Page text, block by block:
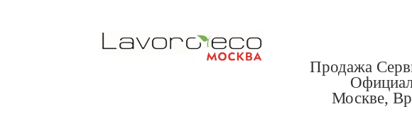
Перейти
Перейти
Продажа
Москве,